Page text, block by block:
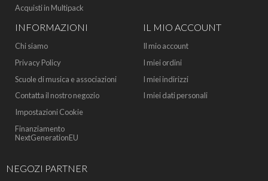
Acquisti in Multipack
INFORMAZIONI
Chi siamo
Privacy Policy
Scuole di musica e associazioni
Contatta il nostro negozio
Impostazioni Cookie
Finanziamento
NextGenerationEU
IL MIO ACCOUNT
Il mio account
I miei ordini
I miei indirizzi
I miei dati personali
NEGOZI PARTNER